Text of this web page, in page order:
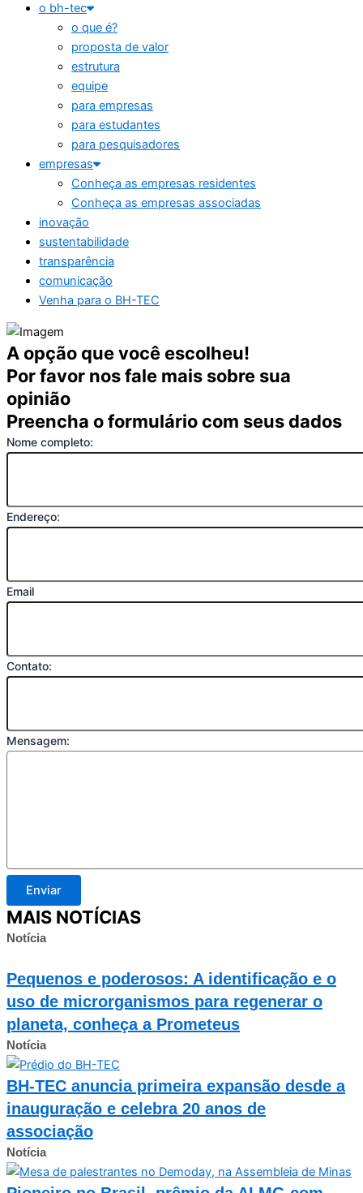
o bh-tec
o que é?
proposta de valor
estrutura
equipe
para empresas
para estudantes
para pesquisadores
empresas
Conheça as empresas residentes
Conheça as empresas associadas
inovação
sustentabilidade
transparência
comunicação
Venha para o BH-TEC
A opção que você escolheu!
Por favor nos fale mais sobre sua
opinião
Preencha o formulário com seus dados
Nome completo:
Endereço:
Email
Contato:
Mensagem:
Enviar
MAIS NOTÍCIAS
Notícia
Pequenos e poderosos: A identificação e o
uso de microrganismos para regenerar o
planeta, conheça a Prometeus
Notícia
BH-TEC anuncia primeira expansão desde a
inauguração e celebra 20 anos de
associação
Notícia